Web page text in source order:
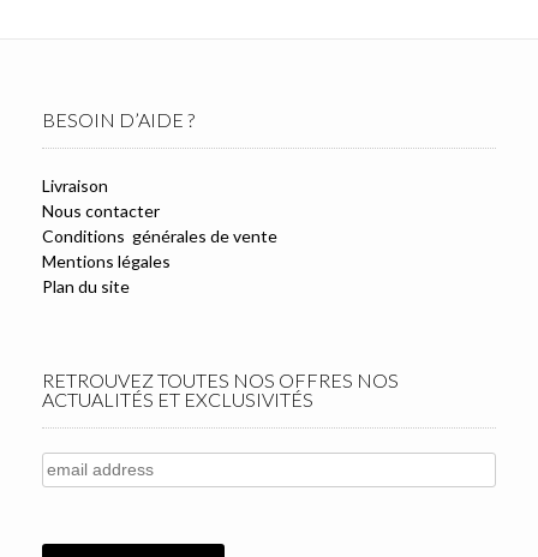
BESOIN D’AIDE ?
Livraison
Nous contacter
Conditions générales de vente
Mentions légales
Plan du site
RETROUVEZ TOUTES NOS OFFRES NOS
ACTUALITÉS ET EXCLUSIVITÉS